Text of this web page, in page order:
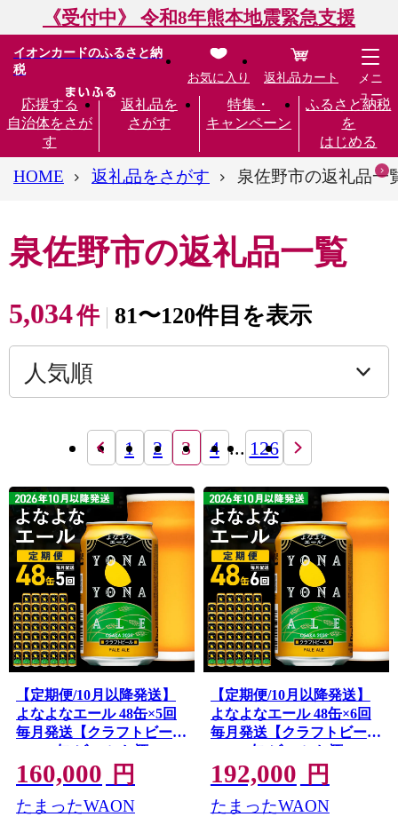
《受付中》 令和8年熊本地震緊急支援
イオンカードのふるさと納
税
応援する
自治体をさが
す
返礼品を
さがす
特集・
キャンペーン
ふるさと納税
を
はじめる
お気に入り 返礼品カート
メニ
ュー
HOME 返礼品をさがす 泉佐野市の返礼品一
泉佐野市の返礼品一覧
5,034件 81〜120件目を表示
1 2 3 4 ... 126
【定期便/10月以降発送】
よなよなエール 48缶×5回
毎月発送【クラフトビール
350ml 缶 ビール お酒 beer
びーる BBQ 宅飲み 家飲み
晩酌 高評価 家計応援 ヤッ
ホーブルーイング】 G4282
160,000 円
たまったWAON
【定期便/10月以降発送】
よなよなエール 48缶×6回
毎月発送【クラフトビール
350ml 缶 ビール お酒 beer
びーる BBQ 宅飲み 家飲み
晩酌 高評価 家計応援 ヤッ
ホーブルーイング】 G4283
192,000 円
たまったWAON